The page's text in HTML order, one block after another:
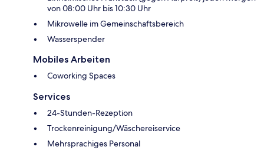
von 08:00 Uhr bis 10:30 Uhr
Mikrowelle im Gemeinschaftsbereich
Wasserspender
Mobiles Arbeiten
Coworking Spaces
Services
24-Stunden-Rezeption
Trockenreinigung/Wäschereiservice
Mehrsprachiges Personal